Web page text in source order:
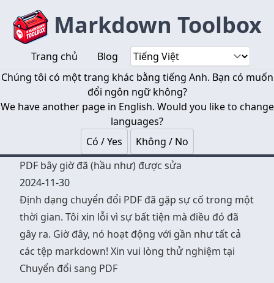
Markdown Toolbox
Trang chủ
Blog
Chúng tôi có một trang khác bằng tiếng Anh. Bạn có muốn
đổi ngôn ngữ không?
We have another page in English. Would you like to change
languages?
Có / Yes
Không / No
PDF bây giờ đã (hầu như) được sửa
2024-11-30
Định dạng chuyển đổi PDF đã gặp sự cố trong một
thời gian. Tôi xin lỗi vì sự bất tiện mà điều đó đã
gây ra. Giờ đây, nó hoạt động với gần như tất cả
các tệp markdown! Xin vui lòng thử nghiệm tại
Chuyển đổi sang PDF